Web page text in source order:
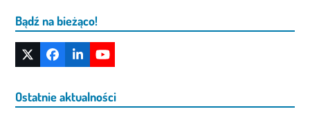
Bądź na bieżąco!
Twitter
(deprecated)
FacebookLinkedInYouTube
Ostatnie aktualności